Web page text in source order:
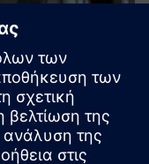
manufacturing